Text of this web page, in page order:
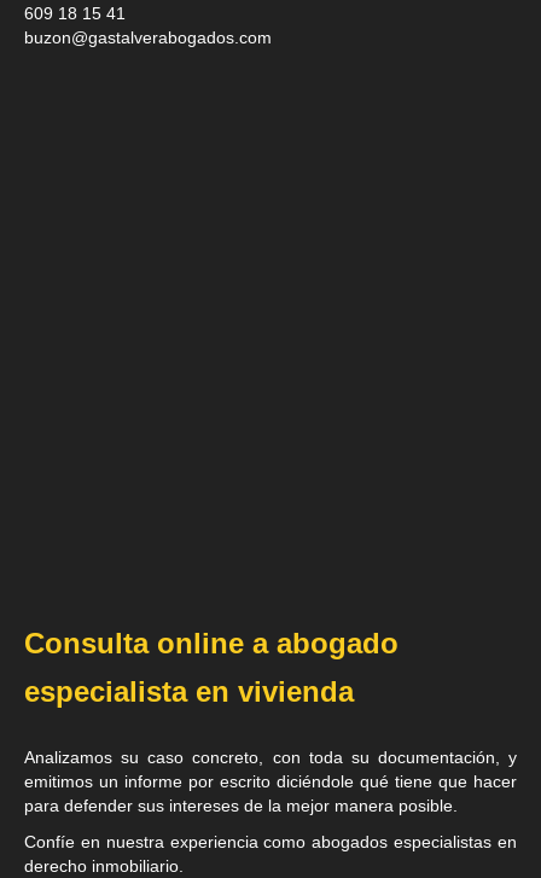
609 18 15 41
buzon@gastalverabogados.com
Consulta online a abogado
especialista en vivienda
Analizamos su caso concreto, con toda su documentación, y
emitimos un informe por escrito diciéndole qué tiene que hacer
para defender sus intereses de la mejor manera posible.
Confíe en nuestra experiencia comoabogados especialistas en
derecho inmobiliario